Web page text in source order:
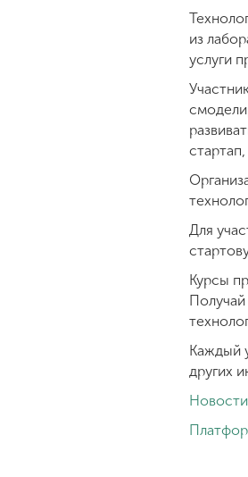
из
услуги
Для
Курсы
Каждый
других